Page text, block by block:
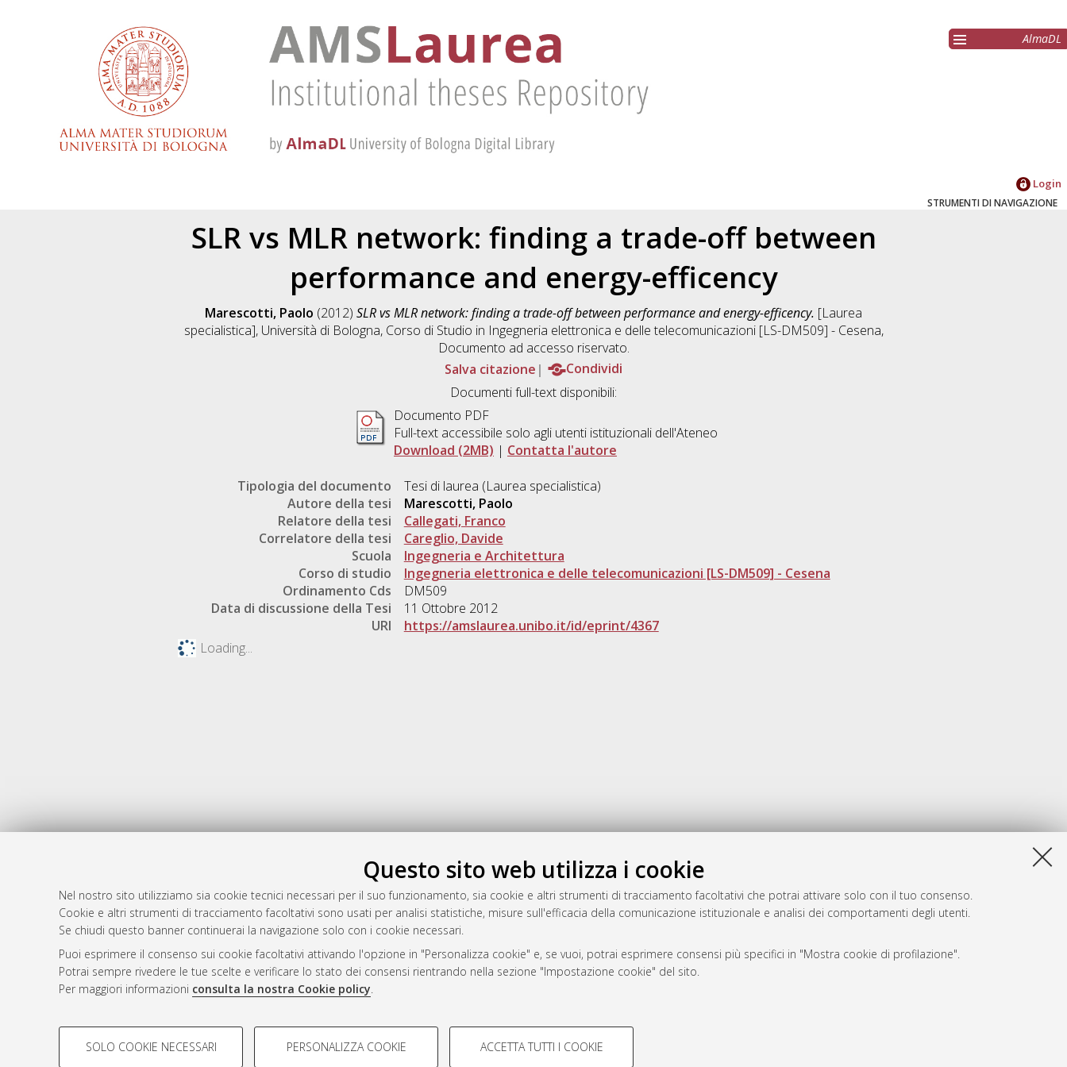
Questo sito web utilizza i cookie
Nel nostro sito utilizziamo sia cookie tecnici necessari per il suo funzionamento, sia cookie e altri strumenti di tracciamento facoltativi che potrai attivare solo con il tuo consenso.
Cookie e altri strumenti di tracciamento facoltativi sono usati per analisi statistiche, misure sull'efficacia della comunicazione istituzionale e analisi dei comportamenti degli utenti.
Se chiudi questo banner continuerai la navigazione solo con i cookie necessari.
Puoi esprimere il consenso sui cookie facoltativi attivando l'opzione in "Personalizza cookie" e, se vuoi, potrai esprimere consensi più specifici in "Mostra cookie di profilazione".
Potrai sempre rivedere le tue scelte e verificare lo stato dei consensi rientrando nella sezione "Impostazione cookie" del sito.
Per maggiori informazioni consulta la nostra Cookie policy.
COOKIE DI PROFILAZIONE - FACOLTATIVI COOKIE TECNICI - NECESSARI
SOLO COOKIE NECESSARI PERSONALIZZA COOKIE ACCETTA TUTTI I COOKIE
AlmaDL
Login
STRUMENTI DI NAVIGAZIONE
SLR vs MLR network: finding a trade-off between
performance and energy-efficency
Marescotti, Paolo (2012) SLR vs MLR network: finding a trade-off between performance and energy-efficency. [Laurea
specialistica], Università di Bologna, Corso di Studio in Ingegneria elettronica e delle telecomunicazioni [LS-DM509] - Cesena,
Documento ad accesso riservato.
Salva citazione
Condividi
Documenti full-text disponibili:
Documento PDF
Full-text accessibile solo agli utenti istituzionali dell'Ateneo
Download (2MB) | Contatta l'autore
Tipologia del documento
Tesi di laurea (Laurea specialistica)
Autore della tesi
Marescotti, Paolo
Relatore della tesi
Callegati, Franco
Correlatore della tesi
Careglio, Davide
Scuola
Ingegneria e Architettura
Corso di studio
Ingegneria elettronica e delle telecomunicazioni [LS-DM509] - Cesena
Ordinamento Cds
DM509
Data di discussione della Tesi
11 Ottobre 2012
URI
https://amslaurea.unibo.it/id/eprint/4367
Loading...
Gestione del documento:
Atom
Rss 1.0
Rss 2.0
AMS Laurea
Servizio implementato e gestito da
Impostazioni Cookie
Informativa sulla privacy
Condizioni d’uso del sito
© ALMA MATER STUDIORUM - Università di Bologna, 2007-2026.